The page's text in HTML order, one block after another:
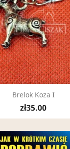
Brelok Koza I
zł35.00